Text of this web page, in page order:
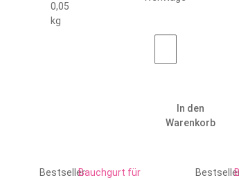
0,05
kg
In den
Warenkorb
BestsellerBauchgurt für